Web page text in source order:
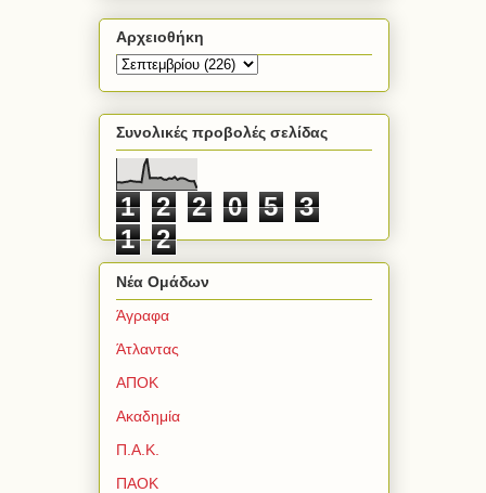
Αρχειοθήκη
Συνολικές προβολές σελίδας
1 2 2 0 5
3
1
2
Νέα Ομάδων
Άγραφα
Άτλαντας
ΑΠΟΚ
Ακαδημία
Π.Α.Κ.
ΠΑΟΚ